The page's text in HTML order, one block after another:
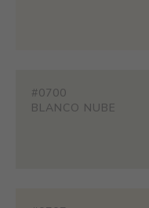
#0700
BLANCO NUBE